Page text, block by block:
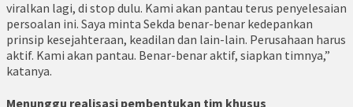
viralkan lagi, di stop dulu. Kami akan pantau terus penyelesaian
persoalan ini. Saya minta Sekda benar-benar kedepankan
prinsip kesejahteraan, keadilan dan lain-lain. Perusahaan harus
aktif. Kami akan pantau. Benar-benar aktif, siapkan timnya,”
katanya.
Menunggu realisasi pembentukan tim khusus